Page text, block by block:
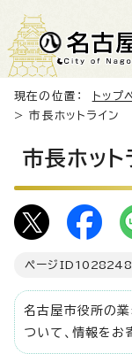
現在の位置： トップ
> 市長ホットライン
市長ホット
ページID 1028248
名古屋市役所の
ついて、情報をお